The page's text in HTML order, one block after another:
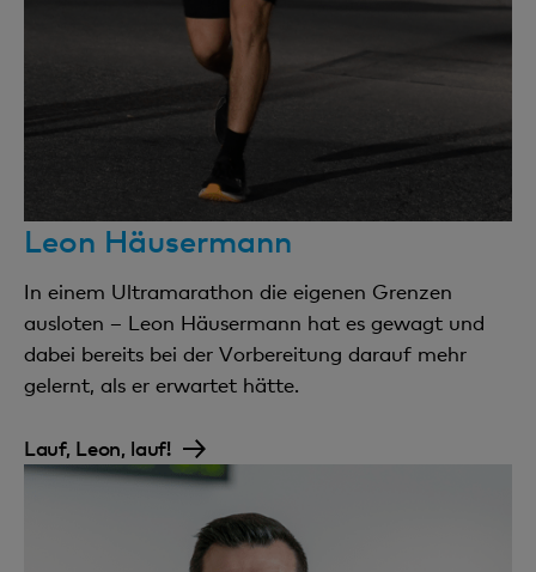
Leon Häusermann
In einem Ultramarathon die eigenen Grenzen
ausloten – Leon Häusermann hat es gewagt und
dabei bereits bei der Vorbereitung darauf mehr
gelernt, als er erwartet hätte.
Lauf, Leon, lauf!